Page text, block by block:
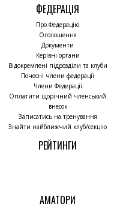
ФЕДЕРАЦІЯ
Про Федерацію
Оголошення
Документи
Керівні органи
Відокремлені підрозділи та клуби
Почесні члени федерації
Члени Федерації
Оплатити щорічний членський
внесок
Записатись на тренування
Знайти найближчий клуб/секцію
РЕЙТИНГИ
АМАТОРИ